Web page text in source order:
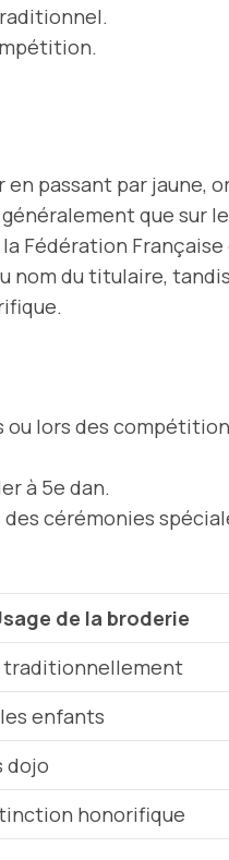
passant par jaune,
que sur
Fédération
du titulaire, tandis
ou lors des
à 5e dan.
cérémonies
de la broderie
traditionnellement
enfants
dojo
honorifique